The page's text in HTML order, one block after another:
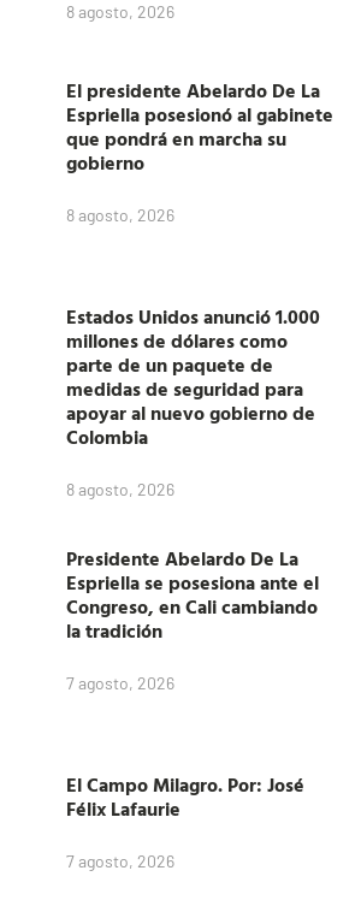
8 agosto, 2026
El presidente Abelardo De La
Espriella posesionó al gabinete
que pondrá en marcha su
gobierno
8 agosto, 2026
Estados Unidos anunció 1.000
millones de dólares como
parte de un paquete de
medidas de seguridad para
apoyar al nuevo gobierno de
Colombia
8 agosto, 2026
Presidente Abelardo De La
Espriella se posesiona ante el
Congreso, en Cali cambiando
la tradición
7 agosto, 2026
El Campo Milagro. Por: José
Félix Lafaurie
7 agosto, 2026